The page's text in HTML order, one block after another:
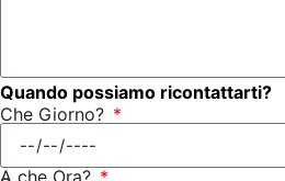
Quando possiamo ricontattarti?
Che Giorno?
A che Ora?